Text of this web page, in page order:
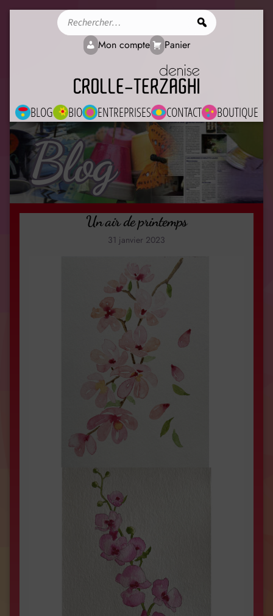
BLOG BIO ENTREPRISES CONTACT BOUTIQUE
Mon compte Panier
Blog
Un air de printemps
31 janvier 2023